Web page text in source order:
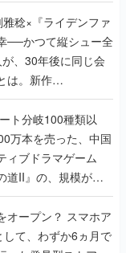
雅稔×『ライデンファ
──かつて縦シュー全
、30年後に同じ会
は。新作
』で初タッグを組
く開発秘話
ト分岐100種類以
万本を売った、中国
ィブドラマゲーム
道II』の、規模が違
ーサーに聞いた
ン？ スマホア
して、わずか6ヵ月で